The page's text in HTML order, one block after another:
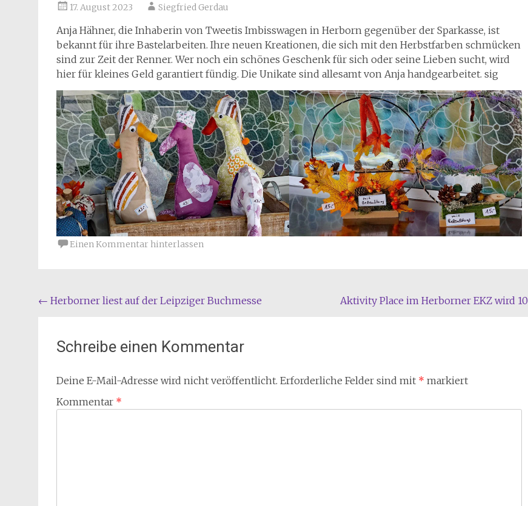
17. August 2023 Siegfried Gerdau
Anja Hähner, die Inhaberin von Tweetis Imbisswagen in Herborn gegenüber der Sparkasse, ist
bekannt für ihre Bastelarbeiten. Ihre neuen Kreationen, die sich mit den Herbstfarben schmücken
sind zur Zeit der Renner. Wer noch ein schönes Geschenk für sich oder seine Lieben sucht, wird
hier für kleines Geld garantiert fündig. Die Unikate sind allesamt von Anja handgearbeitet. sig
Einen Kommentar hinterlassen
Beitragsnavigation
← Herborner liest auf der Leipziger Buchmesse Aktivity Place im Herborner EKZ wird 10
Schreibe einen Kommentar
Deine E-Mail-Adresse wird nicht veröffentlicht. Erforderliche Felder sind mit * markiert
Kommentar *